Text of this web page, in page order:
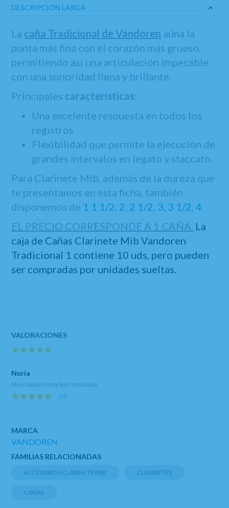
DESCRIPCIÓN LARGA
La caña Tradicional de Vandoren aúna la
punta más fina con el corazón más grueso,
permitiendo así una articulación impecable
con una sonoridad llena y brillante.
Principales características:
Una excelente respuesta en todos los
registros
Flexibilidad que permite la ejecución de
grandes intervalos en legato y staccato.
Para Clarinete Mib, además de la dureza que
te presentamos en esta ficha, también
disponemos de 1 1 1/2, 2, 2 1/2, 3, 3 1/2,4.
EL PRECIO CORRESPONDE A 1 CAÑA. La
caja de Cañas Clarinete Mib Vandoren
Tradicional 1 contiene 10 uds, pero pueden
ser compradas por unidades sueltas.
Nuria
Muy rapidos muy bien envalado
5/5
MARCA
VANDOREN
FAMILIAS RELACIONADAS
ACCESORIOS CLARINETE MIB CLARINETES
CAÑAS